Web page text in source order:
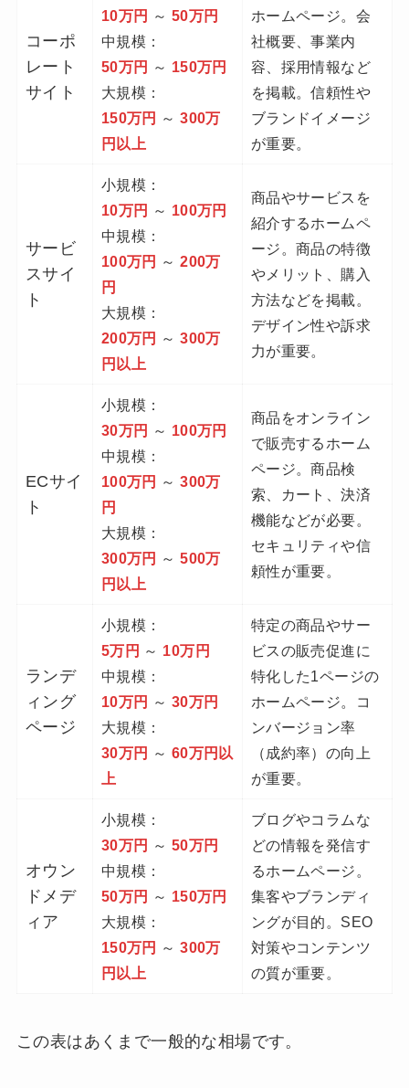
コーポ
レート
サイト
10万円
～ 50万円
中規模：
50万円
～ 150万円
大規模：
150万円
～300万
円以上
ホームページ。会
社概要、事業内
容、採用情報など
を掲載。信頼性や
ブランドイメージ
が重要。
サービ
スサイ
ト
小規模：
10万円
～ 100万円
中規模：
100万円
～200万
円
大規模：
200万円
～300万
円以上
商品やサービスを
紹介するホームペ
ージ。商品の特徴
やメリット、購入
方法などを掲載。
デザイン性や訴求
力が重要。
ECサイ
ト
小規模：
30万円
～ 100万円
中規模：
100万円
～300万
円
大規模：
300万円
～500万
円以上
商品をオンライン
で販売するホーム
ページ。商品検
索、カート、決済
機能などが必要。
セキュリティや信
頼性が重要。
ランデ
ィング
ページ
小規模：
5万円 ～ 10万円
中規模：
10万円
～ 30万円
大規模：
30万円
～ 60万円以
上
特定の商品やサー
ビスの販売促進に
特化した1ページの
ホームページ。コ
ンバージョン率
（成約率）の向上
が重要。
オウン
ドメデ
ィア
小規模：
30万円
～ 50万円
中規模：
50万円
～ 150万円
大規模：
150万円
～300万
円以上
ブログやコラムな
どの情報を発信す
るホームページ。
集客やブランディ
ングが目的。SEO
対策やコンテンツ
の質が重要。
この表はあくまで一般的な相場です。